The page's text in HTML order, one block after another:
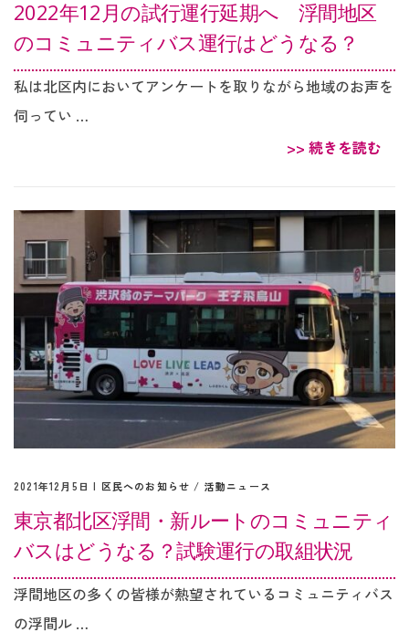
2022年12月の試行運行延期へ 浮間地区
のコミュニティバス運行はどうなる？
私は北区内においてアンケートを取りながら地域のお声を
伺ってい …
>> 続きを読む
2021年12月5日 | 区民へのお知らせ / 活動ニュース
東京都北区浮間・新ルートのコミュニティ
バスはどうなる？試験運行の取組状況
浮間地区の多くの皆様が熱望されているコミュニティバス
の浮間ル …